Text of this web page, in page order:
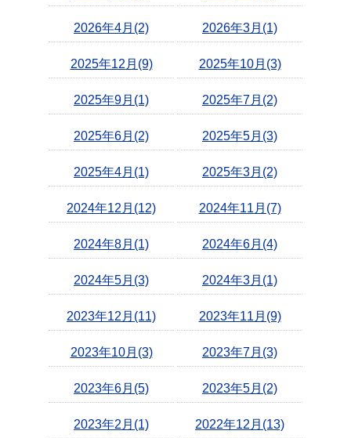
2026年4月(2) 2026年3月(1)
2025年12月(9) 2025年10月(3)
2025年9月(1) 2025年7月(2)
2025年6月(2) 2025年5月(3)
2025年4月(1) 2025年3月(2)
2024年12月(12) 2024年11月(7)
2024年8月(1) 2024年6月(4)
2024年5月(3) 2024年3月(1)
2023年12月(11) 2023年11月(9)
2023年10月(3) 2023年7月(3)
2023年6月(5) 2023年5月(2)
2023年2月(1) 2022年12月(13)